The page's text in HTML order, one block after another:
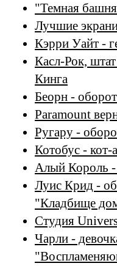
"Темная
Лучшие
Кэрри Уайт -
Касл-Рок,
Кинга
Беорн -
Paramount
Ругару -
Котобус -
Алый Король -
Луис Крид -
"Кладбище
Студия
Чарли -